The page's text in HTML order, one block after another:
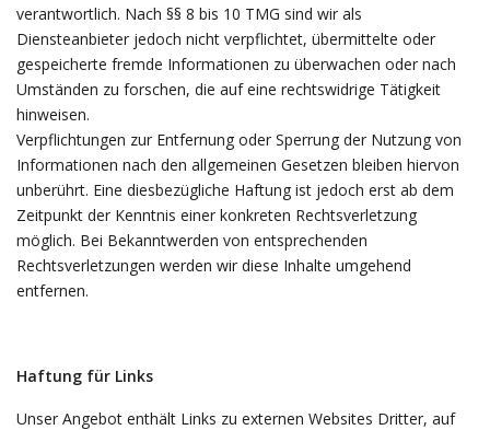
verantwortlich. Nach §§ 8 bis 10 TMG sind wir als
Diensteanbieter jedoch nicht verpflichtet, übermittelte oder
gespeicherte fremde Informationen zu überwachen oder nach
Umständen zu forschen, die auf eine rechtswidrige Tätigkeit
hinweisen.
Verpflichtungen zur Entfernung oder Sperrung der Nutzung von
Informationen nach den allgemeinen Gesetzen bleiben hiervon
unberührt. Eine diesbezügliche Haftung ist jedoch erst ab dem
Zeitpunkt der Kenntnis einer konkreten Rechtsverletzung
möglich. Bei Bekanntwerden von entsprechenden
Rechtsverletzungen werden wir diese Inhalte umgehend
entfernen.
Haftung für Links
Unser Angebot enthält Links zu externen Websites Dritter, auf